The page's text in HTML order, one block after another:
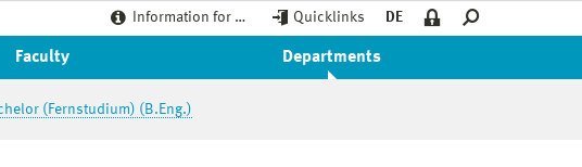
Information for … Quicklinks DE
Faculty Departments
(Fernstudium) (B.Eng.)